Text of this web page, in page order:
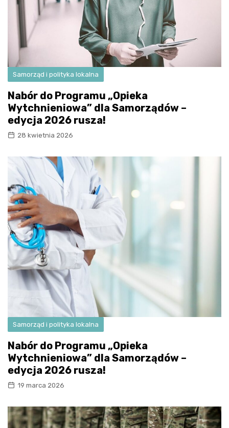
Samorząd i polityka lokalna
Nabór do Programu „Opieka
Wytchnieniowa” dla Samorządów –
edycja 2026 rusza!
28 kwietnia 2026
Samorząd i polityka lokalna
Nabór do Programu „Opieka
Wytchnieniowa” dla Samorządów –
edycja 2026 rusza!
19 marca 2026